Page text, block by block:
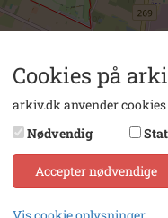
Cookies på
arkiv.dk anvender
Nødvendig
Accepter nødvendige
Vis cookie oplysninger